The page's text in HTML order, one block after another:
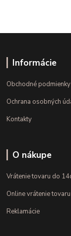
Informácie
Obchodné podmienky
Ochrana osobných
Kontakty
O nákupe
Vrátenie tovaru do
Online vrátenie tovaru
Reklamácie